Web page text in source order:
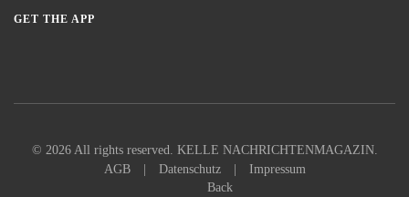
GET THE APP
© 2026All rights reserved. KELLE NACHRICHTENMAGAZIN.
AGB| Datenschutz| Impressum
Back